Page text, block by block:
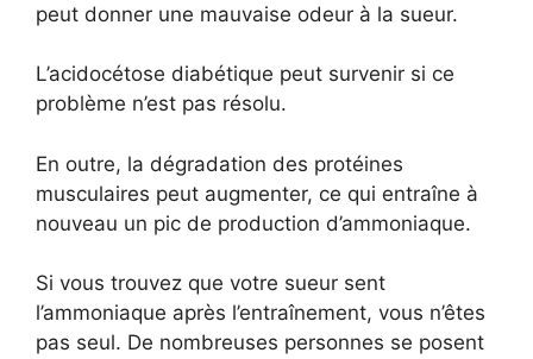
peut donner une mauvaise odeur à la sueur.
L’acidocétose diabétique peut survenir si ce
problème n’est pas résolu.
En outre, la dégradation des protéines
musculaires peut augmenter, ce qui entraîne à
nouveau un pic de production d’ammoniaque.
Si vous trouvez que votre sueur sent
l’ammoniaque après l’entraînement, vous n’êtes
pas seul. De nombreuses personnes se posent